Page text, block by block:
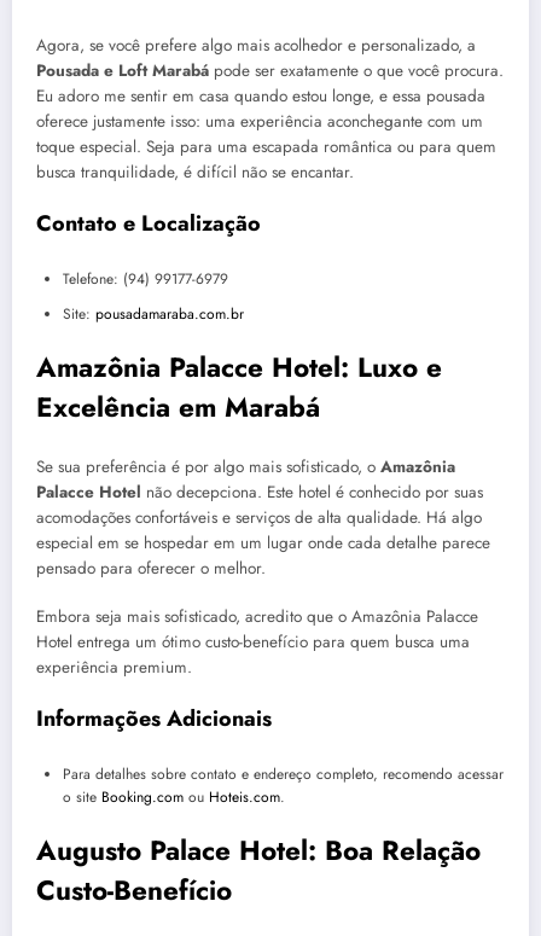
Agora, se você prefere algo mais acolhedor e personalizado, a
Pousada e Loft Marabá pode ser exatamente o que você procura.
Eu adoro me sentir em casa quando estou longe, e essa pousada
oferece justamente isso: uma experiência aconchegante com um
toque especial. Seja para uma escapada romântica ou para quem
busca tranquilidade, é difícil não se encantar.
Contato e Localização
Telefone: (94) 99177-6979
Site: pousadamaraba.com.br
Amazônia Palacce Hotel: Luxo e
Excelência em Marabá
Se sua preferência é por algo mais sofisticado, o Amazônia
Palacce Hotel não decepciona. Este hotel é conhecido por suas
acomodações confortáveis e serviços de alta qualidade. Há algo
especial em se hospedar em um lugar onde cada detalhe parece
pensado para oferecer o melhor.
Embora seja mais sofisticado, acredito que o Amazônia Palacce
Hotel entrega um ótimo custo-benefício para quem busca uma
experiência premium.
Informações Adicionais
Para detalhes sobre contato e endereço completo, recomendo acessar
o site Booking.com ou Hoteis.com.
Augusto Palace Hotel: Boa Relação
Custo-Benefício